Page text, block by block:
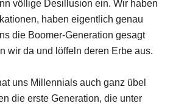
völlige Desillusion ein. Wir haben
haben eigentlich genau
die Boomer-Generation gesagt
wir da und löffeln deren Erbe aus.
uns Millennials auch ganz übel
die erste Generation, die unter